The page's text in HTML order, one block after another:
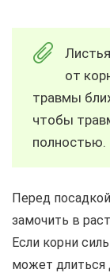
от
травмы
чтобы
полностью.
Перед
замочить в
Если корни
может длиться